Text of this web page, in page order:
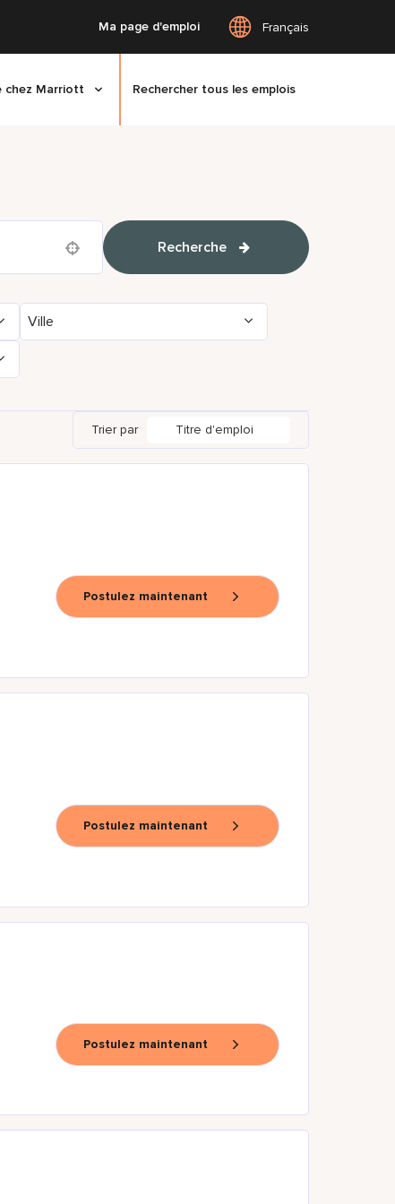
Ma page d'emploi Français
chez Marriott Rechercher tous les emplois
Recherche
Ville
Trier par Titre d'emploi
Postulez maintenant
Postulez maintenant
Postulez maintenant